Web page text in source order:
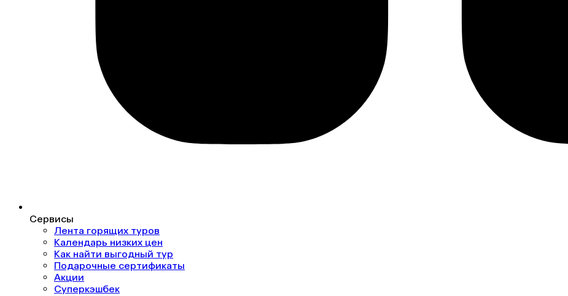
Сервисы
Лента горящих туров
Календарь низких цен
Как найти выгодный тур
Подарочные сертификаты
Акции
Суперкэшбек